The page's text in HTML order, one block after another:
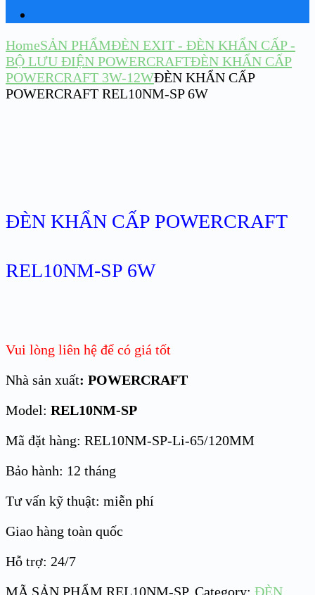
HomeSẢN PHẨMĐÈN EXIT - ĐÈN KHẨN CẤP -
BỘ LƯU ĐIỆN POWERCRAFTĐÈN KHẨN CẤP
POWERCRAFT 3W-12WĐÈN KHẨN CẤP
POWERCRAFT REL10NM-SP 6W
ĐÈN KHẨN CẤP POWERCRAFT
REL10NM-SP 6W
Vui lòng liên hệ để có giá tốt
Nhà sản xuất: POWERCRAFT
Model: REL10NM-SP
Mã đặt hàng: REL10NM-SP-Li-65/120MM
Bảo hành: 12 tháng
Tư vấn kỹ thuật: miễn phí
Giao hàng toàn quốc
Hỗ trợ: 24/7
MÃ SẢN PHẨM REL10NM-SP. Category: ĐÈN